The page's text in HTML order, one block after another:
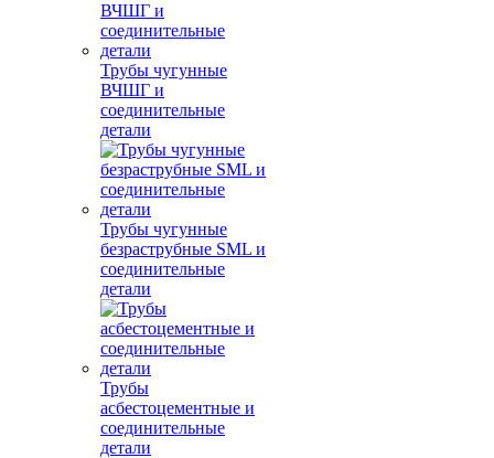
Трубы чугунные
ВЧШГ и
соединительные
детали
Трубы чугунные
безраструбные SML и
соединительные
детали
Трубы
асбестоцементные и
соединительные
детали